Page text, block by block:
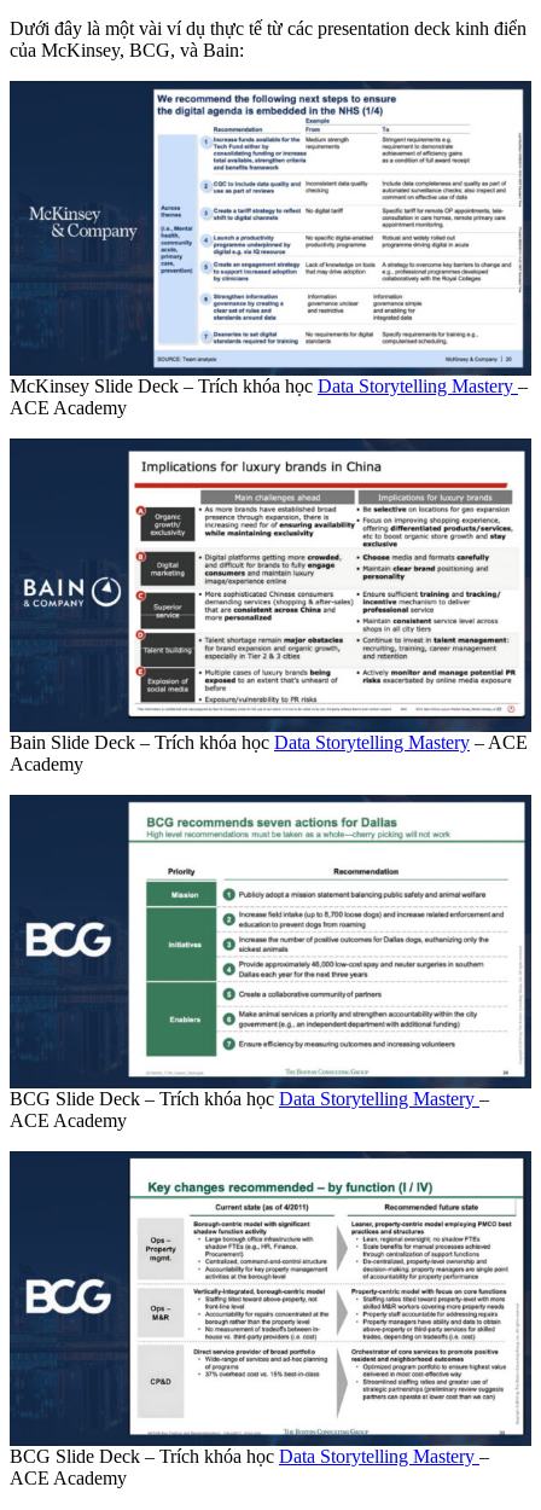
Dưới đây là một vài ví dụ thực tế từ các presentation deck kinh điển
của McKinsey, BCG, và Bain:
McKinsey Slide Deck – Trích khóa học Data Storytelling Mastery –
ACE Academy
Bain Slide Deck – Trích khóa học Data Storytelling Mastery – ACE
Academy
BCG Slide Deck – Trích khóa học Data Storytelling Mastery –
ACE Academy
BCG Slide Deck – Trích khóa học Data Storytelling Mastery –
ACE Academy